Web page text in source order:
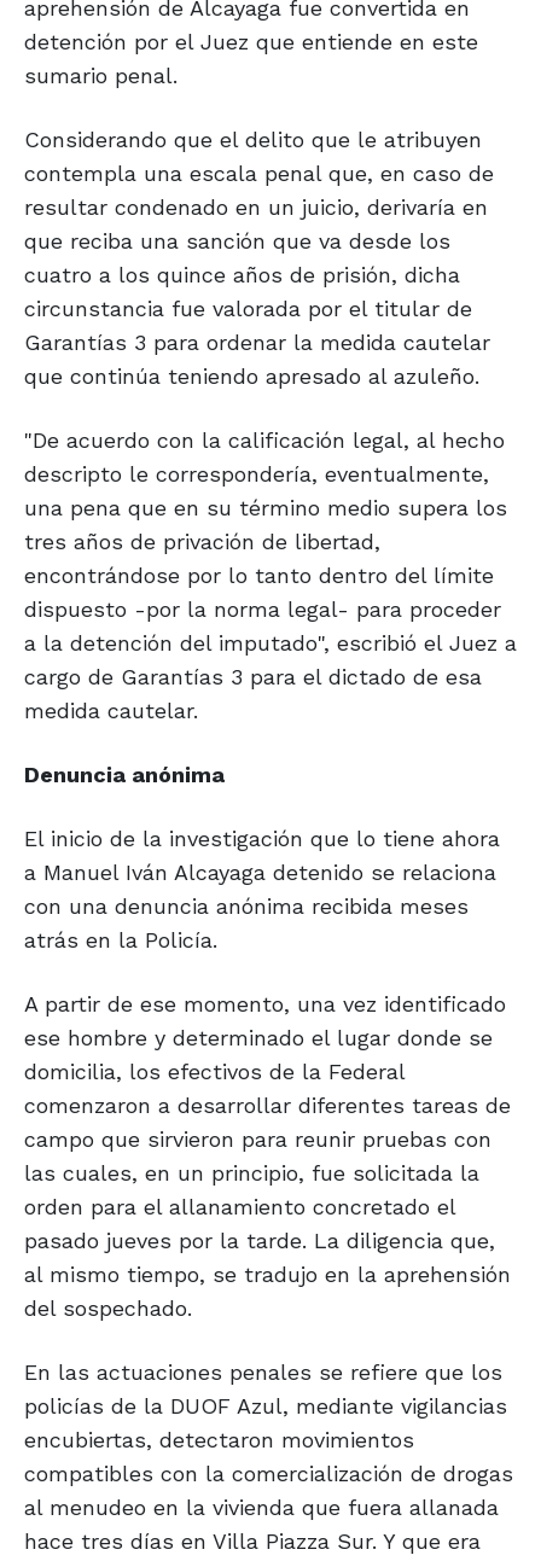
aprehensión de Alcayaga fue convertida en
detención por el Juez que entiende en este
sumario penal.
Considerando que el delito que le atribuyen
contempla una escala penal que, en caso de
resultar condenado en un juicio, derivaría en
que reciba una sanción que va desde los
cuatro a los quince años de prisión, dicha
circunstancia fue valorada por el titular de
Garantías 3 para ordenar la medida cautelar
que continúa teniendo apresado al azuleño.
"De acuerdo con la calificación legal, al hecho
descripto le correspondería, eventualmente,
una pena que en su término medio supera los
tres años de privación de libertad,
encontrándose por lo tanto dentro del límite
dispuesto -por la norma legal- para proceder
a la detención del imputado", escribió el Juez a
cargo de Garantías 3 para el dictado de esa
medida cautelar.
Denuncia anónima
El inicio de la investigación que lo tiene ahora
a Manuel Iván Alcayaga detenido se relaciona
con una denuncia anónima recibida meses
atrás en la Policía.
A partir de ese momento, una vez identificado
ese hombre y determinado el lugar donde se
domicilia, los efectivos de la Federal
comenzaron a desarrollar diferentes tareas de
campo que sirvieron para reunir pruebas con
las cuales, en un principio, fue solicitada la
orden para el allanamiento concretado el
pasado jueves por la tarde. La diligencia que,
al mismo tiempo, se tradujo en la aprehensión
del sospechado.
En las actuaciones penales se refiere que los
policías de la DUOF Azul, mediante vigilancias
encubiertas, detectaron movimientos
compatibles con la comercialización de drogas
al menudeo en la vivienda que fuera allanada
hace tres días en Villa Piazza Sur. Y que era